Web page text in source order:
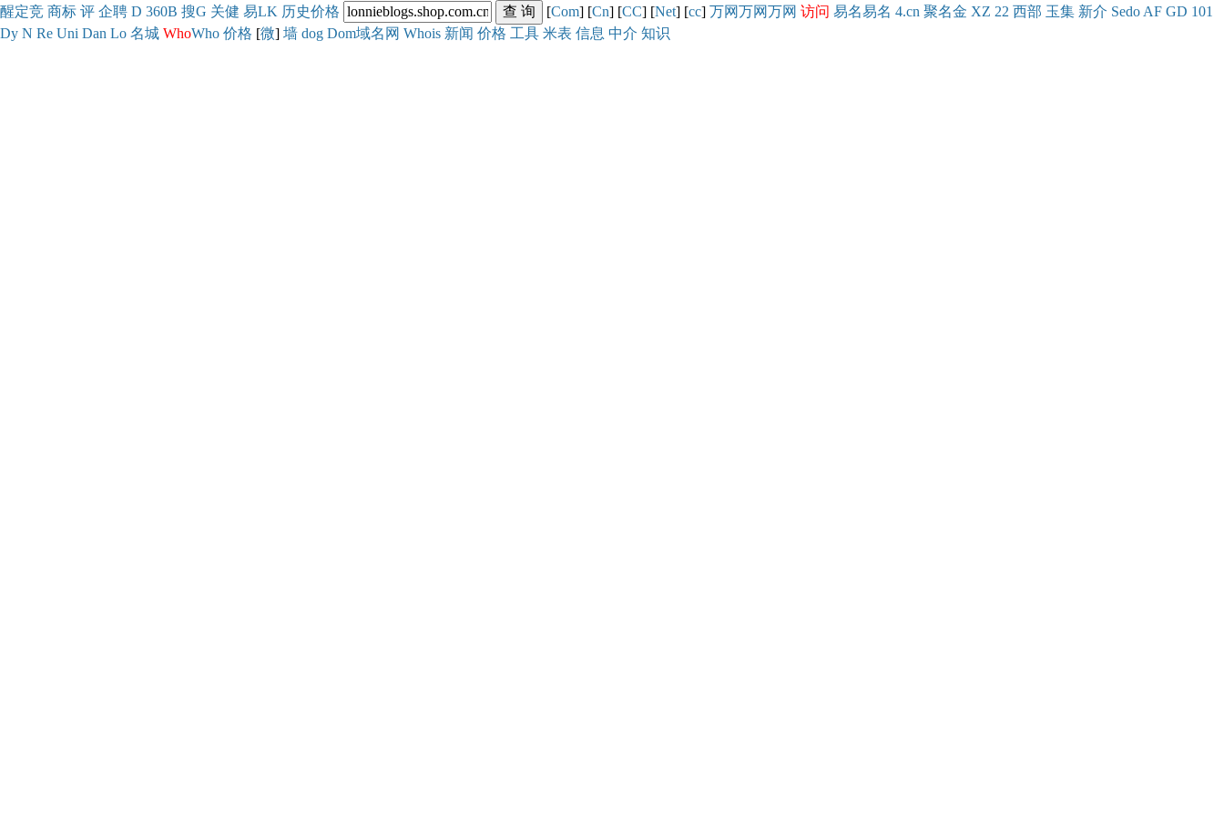
醒定竞 商标 评 企聘 D 360B 搜G 关健 易LK 历史价格 [Com] [Cn] [CC] [Net] [cc] 万网万网万网 访问 易名易名 4.cn 聚名金 XZ 22 西部 玉集 新介 Sedo AF GD 101
Dy N Re Uni Dan Lo 名城 WhoWho 价格 [微] 墙 dog Dom域名网 Whois 新闻 价格 工具 米表 信息 中介 知识